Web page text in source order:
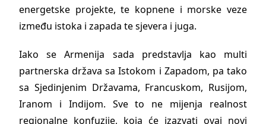
energetske projekte, te kopnene i morske veze
između istoka i zapada te sjevera i juga.
Iako se Armenija sada predstavlja kao multi
partnerska država sa Istokom i Zapadom, pa tako
sa Sjedinjenim Državama, Francuskom, Rusijom,
Iranom i Indijom. Sve to ne mijenja realnost
regionalne konfuzije, koja će izazvati ovaj novi